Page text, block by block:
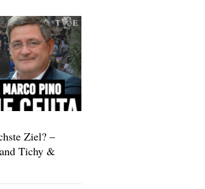
Ziel? –
Tichy &